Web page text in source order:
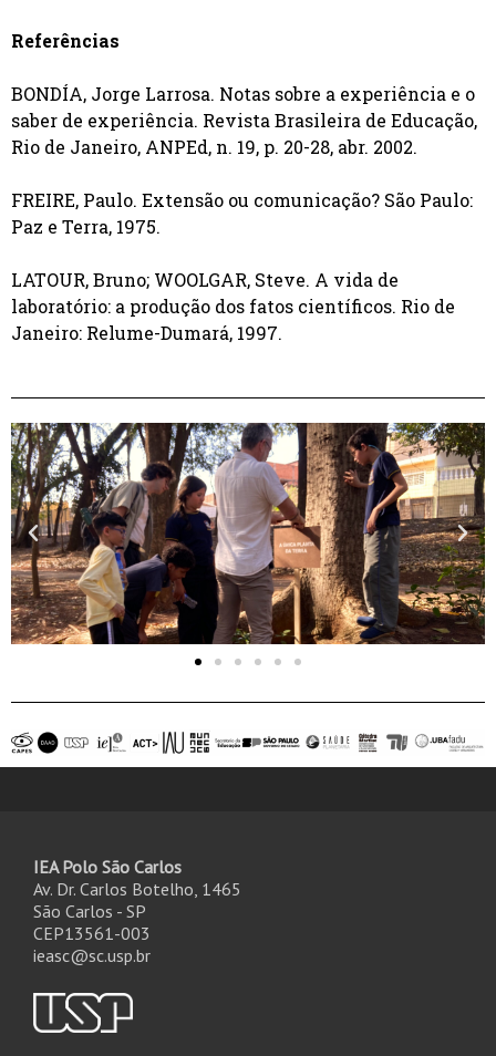
Referências
BONDÍA, Jorge Larrosa. Notas sobre a experiência e o
saber de experiência. Revista Brasileira de Educação,
Rio de Janeiro, ANPEd, n. 19, p. 20-28, abr. 2002.
FREIRE, Paulo. Extensão ou comunicação? São Paulo:
Paz e Terra, 1975.
LATOUR, Bruno; WOOLGAR, Steve. A vida de
laboratório: a produção dos fatos científicos. Rio de
Janeiro: Relume-Dumará, 1997.
IEA Polo São Carlos
Av. Dr. Carlos Botelho, 1465
São Carlos - SP
CEP13561-003
ieasc@sc.usp.br